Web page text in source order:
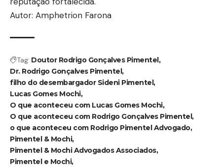
Autor: Amphetrion Farona
Tag: Doutor Rodrigo Gonçalves Pimentel
Dr. Rodrigo Gonçalves Pimentel
filho do desembargador Sideni Pimentel
Lucas Gomes Mochi
O que aconteceu com Lucas Gomes Mochi
O que aconteceu com Rodrigo Gonçalves Pimentel
o que aconteceu com Rodrigo Pimentel Advogado
Pimentel & Mochi
Pimentel & Mochi Advogados Associados
Pimentel e Mochi